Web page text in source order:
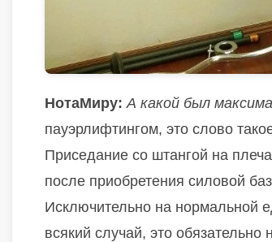
НотаМиру: А какой был
пауэрлифтингом, это слово
Приседание со штангой на
после приобретения силовой
Исключительно на нормальной
всякий случай, это